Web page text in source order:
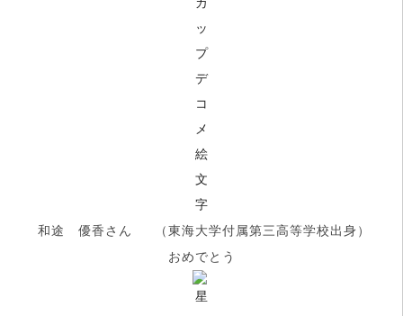
和途 優香さん （東海大学付属第三高等学校出身）
おめでとう